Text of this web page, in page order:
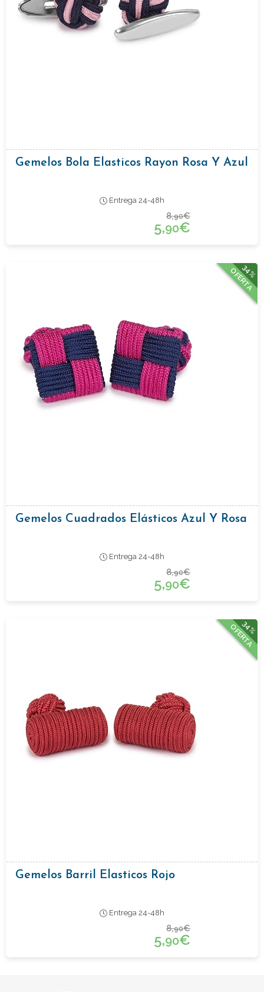
Gemelos Bola Elasticos Rayon Rosa Y Azul
Entrega 24-48h
8,90€
5,90€
34%
OFERTA
Gemelos Cuadrados Elásticos Azul Y Rosa
Entrega 24-48h
8,90€
5,90€
34%
OFERTA
Gemelos Barril Elasticos Rojo
Entrega 24-48h
8,90€
5,90€